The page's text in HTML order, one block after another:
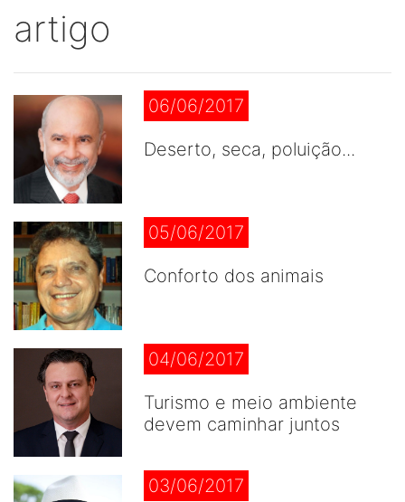
artigo
06/06/2017
Deserto, seca, poluição...
05/06/2017
Conforto dos animais
04/06/2017
Turismo e meio ambiente
devem caminhar juntos
03/06/2017